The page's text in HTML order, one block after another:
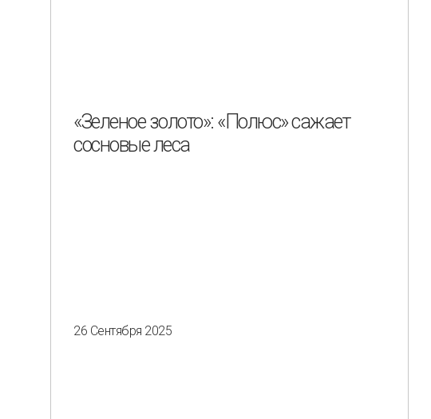
Применить
«Зеленое золото»: «Полюс» сажает
сосновые леса
26 Сентября 2025